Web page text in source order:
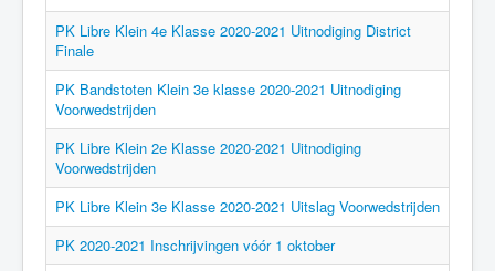
PK Libre Klein 4e Klasse 2020-2021 Uitnodiging District
Finale
PK Bandstoten Klein 3e klasse 2020-2021 Uitnodiging
Voorwedstrijden
PK Libre Klein 2e Klasse 2020-2021 Uitnodiging
Voorwedstrijden
PK Libre Klein 3e Klasse 2020-2021 Uitslag Voorwedstrijden
PK 2020-2021 Inschrijvingen vóór 1 oktober